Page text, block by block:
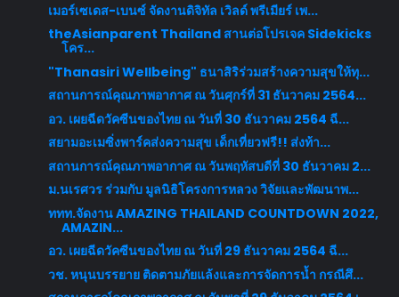
เมอร์เซเดส-เบนซ์ จัดงานดิจิทัล เวิลด์ พรีเมียร์ เพ...
theAsianparent Thailand สานต่อโปรเจค Sidekicks
โคร...
"Thanasiri Wellbeing" ธนาสิริร่วมสร้างความสุขให้ทุ...
สถานการณ์คุณภาพอากาศ ณ วันศุกร์ที่ 31 ธันวาคม 2564...
อว. เผยฉีดวัคซีนของไทย ณ วันที่ 30 ธันวาคม 2564 ฉี...
สยามอะเมซิ่งพาร์คส่งความสุข เด็กเที่ยวฟรี!! ส่งท้า...
สถานการณ์คุณภาพอากาศ ณ วันพฤหัสบดีที่ 30 ธันวาคม 2...
ม.นเรศวร ร่วมกับ มูลนิธิโครงการหลวง วิจัยและพัฒนาพ...
ททท.จัดงาน AMAZING THAILAND COUNTDOWN 2022,
AMAZIN...
อว. เผยฉีดวัคซีนของไทย ณ วันที่ 29 ธันวาคม 2564 ฉี...
วช. หนุนบรรยาย ติดตามภัยแล้งและการจัดการน้ำ กรณีศึ...